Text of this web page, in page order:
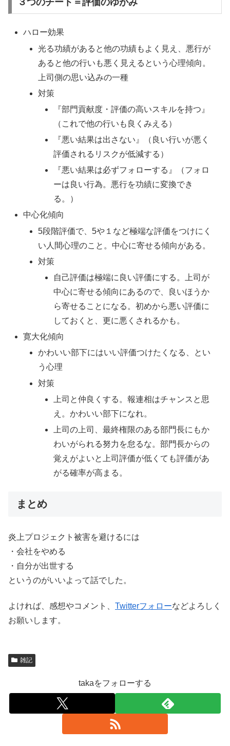
ハロー効果
光る功績があると他の功績もよく見え、悪行が
あると他の行いも悪く見えるという心理傾向。
上司側の思い込みの一種
対策
『部門貢献度・評価の高いスキルを持つ』
（これで他の行いも良くみえる）
『悪い結果は出さない』（良い行いが悪く
評価されるリスクが低減する）
『悪い結果は必ずフォローする』（フォロ
ーは良い行為。悪行を功績に変換でき
る。）
中心化傾向
5段階評価で、5や１など極端な評価をつけにく
い人間心理のこと。中心に寄せる傾向がある。
対策
自己評価は極端に良い評価にする。上司が
中心に寄せる傾向にあるので、良いほうか
ら寄せることになる。初めから悪い評価に
しておくと、更に悪くされるかも。
寛大化傾向
かわいい部下にはいい評価つけたくなる、とい
う心理
対策
上司と仲良くする。報連相はチャンスと思
え。かわいい部下になれ。
上司の上司、最終権限のある部門長にもか
わいがられる努力を怠るな。部門長からの
覚えがよいと上司評価が低くても評価があ
がる確率が高まる。
まとめ
炎上プロジェクト被害を避けるには
・会社をやめる
・自分が出世する
というのがいいよって話でした。
よければ、感想やコメント、 Twitterフォローなどよろしく
お願いします。
雑記
takaをフォローする